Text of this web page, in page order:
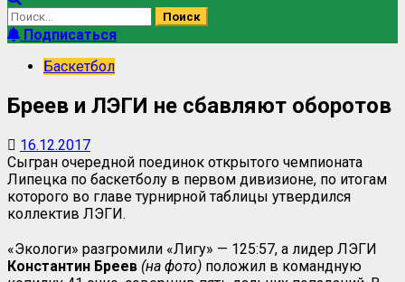
Подписаться
Баскетбол
Бреев и ЛЭГИ не сбавляют оборотов
16.12.2017
Сыгран очередной поединок открытого чемпионата
Липецка по баскетболу в первом дивизионе, по итогам
которого во главе турнирной таблицы утвердился
коллектив ЛЭГИ.
«Экологи» разгромили «Лигу» — 125:57, а лидер ЛЭГИ
Константин Бреев (на фото) положил в командную